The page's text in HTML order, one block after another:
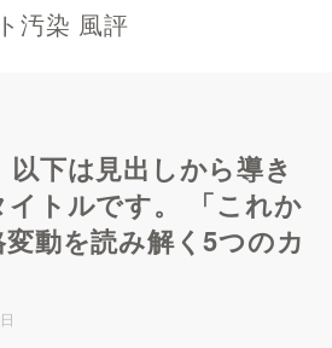
汚染 風評
下は見出しから導き
イトルです。 「これか
動を読み解く5つのカ